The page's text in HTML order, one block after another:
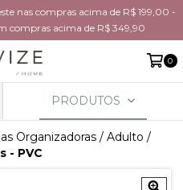
nas compras acima de R$ 199,00 -
compras acima de R$ 349,90
0
PRODUTOS
Organizadoras / Adulto /
- PVC